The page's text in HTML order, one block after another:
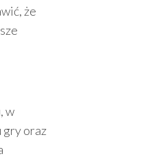
że
w
gry oraz